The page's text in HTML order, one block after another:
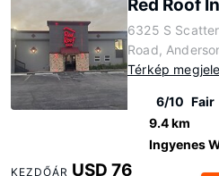
Red Roof
6325 S
Road,
Térkép
6/10 Fair
9.4 km
Ingyenes
KEZDŐÁR USD 76